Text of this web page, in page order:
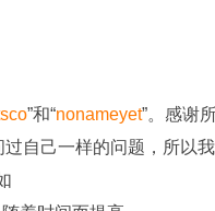
”和“nonameyet”。感谢
自己一样的问题，所以我